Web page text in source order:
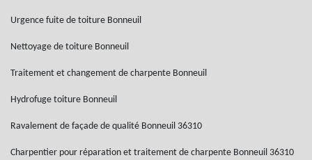
Urgence fuite de toiture Bonneuil
Nettoyage de toiture Bonneuil
Traitement et changement de charpente Bonneuil
Hydrofuge toiture Bonneuil
Ravalement de façade de qualité Bonneuil 36310
Charpentier pour réparation et traitement de charpente Bonneuil 36310